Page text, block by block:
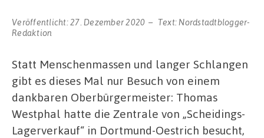
Veröffentlicht:27. Dezember 2020 Text: Nordstadtblogger-
Redaktion
Statt Menschenmassen und langer Schlangen
gibt es dieses Mal nur Besuch von einem
dankbaren Oberbürgermeister: Thomas
Westphal hatte die Zentrale von „Scheidings-
Lagerverkauf“ in Dortmund-Oestrich besucht,